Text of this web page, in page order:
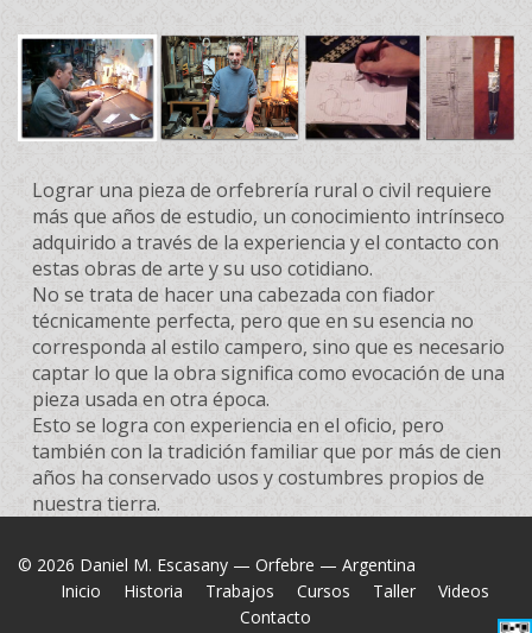
Lograr una pieza de orfebrería rural o civil requiere
más que años de estudio, un conocimiento intrínseco
adquirido a través de la experiencia y el contacto con
estas obras de arte y su uso cotidiano.
No se trata de hacer una cabezada con fiador
técnicamente perfecta, pero que en su esencia no
corresponda al estilo campero, sino que es necesario
captar lo que la obra significa como evocación de una
pieza usada en otra época.
Esto se logra con experiencia en el oficio, pero
también con la tradición familiar que por más de cien
años ha conservado usos y costumbres propios de
nuestra tierra.
© 2026 Daniel M. Escasany — Orfebre — Argentina
Inicio
Historia Trabajos Cursos Taller
Videos
Contacto